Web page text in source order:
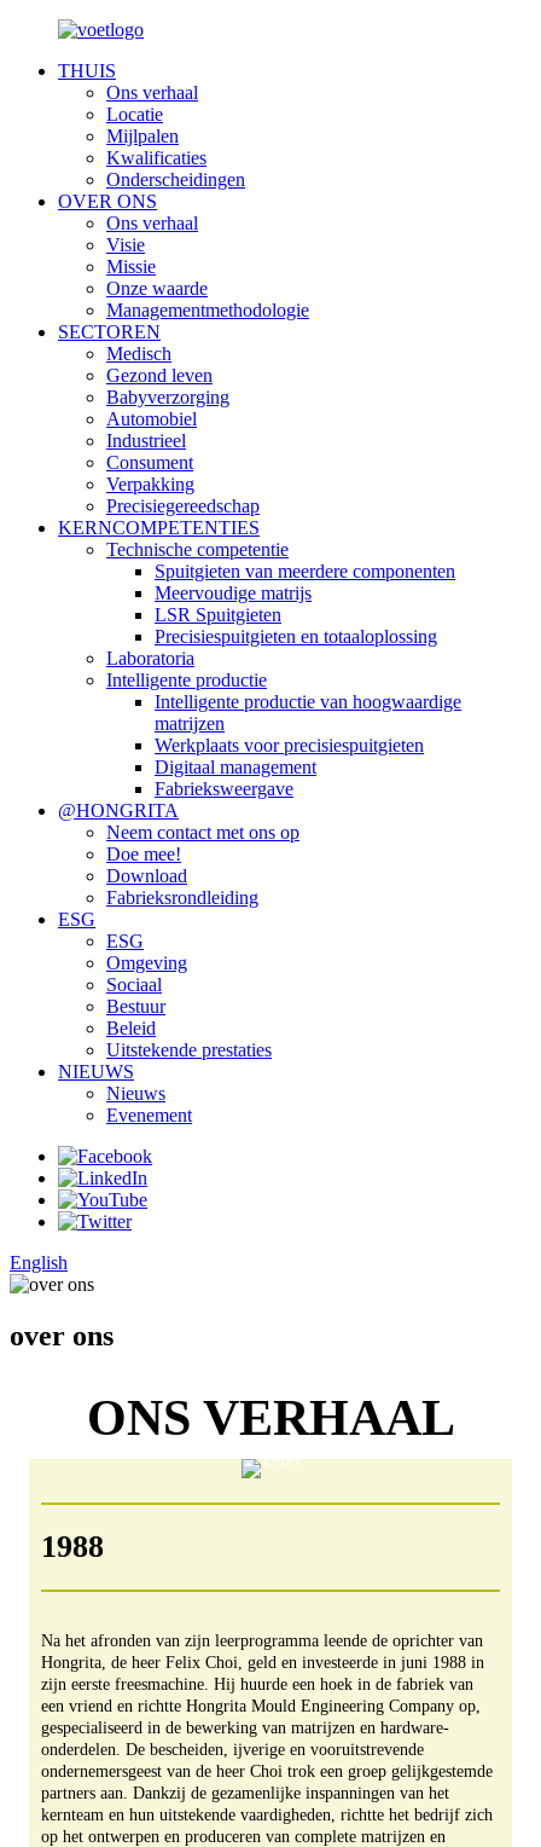
THUIS
Ons verhaal
Locatie
Mijlpalen
Kwalificaties
Onderscheidingen
OVER ONS
Ons verhaal
Visie
Missie
Onze waarde
Managementmethodologie
SECTOREN
Medisch
Gezond leven
Babyverzorging
Automobiel
Industrieel
Consument
Verpakking
Precisiegereedschap
KERNCOMPETENTIES
Technische competentie
Spuitgieten van meerdere componenten
Meervoudige matrijs
LSR Spuitgieten
Precisiespuitgieten en totaaloplossing
Laboratoria
Intelligente productie
Intelligente productie van hoogwaardige
matrijzen
Werkplaats voor precisiespuitgieten
Digitaal management
Fabrieksweergave
@HONGRITA
Neem contact met ons op
Doe mee!
Download
Fabrieksrondleiding
ESG
ESG
Omgeving
Sociaal
Bestuur
Beleid
Uitstekende prestaties
NIEUWS
Nieuws
Evenement
English
over ons
ONS VERHAAL
1988
Na het afronden van zijn leerprogramma leende de oprichter van
Hongrita, de heer Felix Choi, geld en investeerde in juni 1988 in
zijn eerste freesmachine. Hij huurde een hoek in de fabriek van
een vriend en richtte Hongrita Mould Engineering Company op,
gespecialiseerd in de bewerking van matrijzen en hardware-
onderdelen. De bescheiden, ijverige en vooruitstrevende
ondernemersgeest van de heer Choi trok een groep gelijkgestemde
partners aan. Dankzij de gezamenlijke inspanningen van het
kernteam en hun uitstekende vaardigheden, richtte het bedrijf zich
op het ontwerpen en produceren van complete matrijzen en